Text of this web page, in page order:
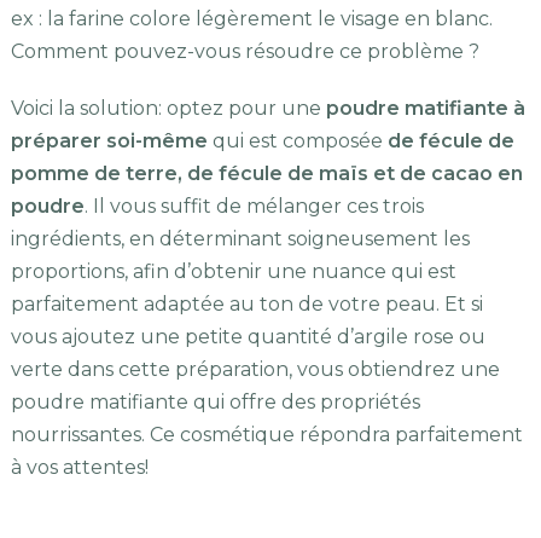
ex : la farine colore légèrement le visage en blanc.
Comment pouvez-vous résoudre ce problème ?
Voici la solution: optez pour une poudre matifiante à
préparer soi-même qui est composée de fécule de
pomme de terre, de fécule de maïs et de cacao en
poudre. Il vous suffit de mélanger ces trois
ingrédients, en déterminant soigneusement les
proportions, afin d’obtenir une nuance qui est
parfaitement adaptée au ton de votre peau. Et si
vous ajoutez une petite quantité d’argile rose ou
verte dans cette préparation, vous obtiendrez une
poudre matifiante qui offre des propriétés
nourrissantes. Ce cosmétique répondra parfaitement
à vos attentes!